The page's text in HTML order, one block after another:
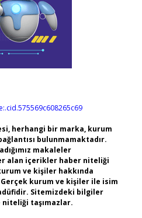
herhangi bir marka, kurum
bulunmamaktadır.
makaleler
alan içerikler haber niteliği
ve kişiler hakkında
Gerçek kurum ve kişiler ile isim
Sitemizdeki bilgiler
taşımazlar.